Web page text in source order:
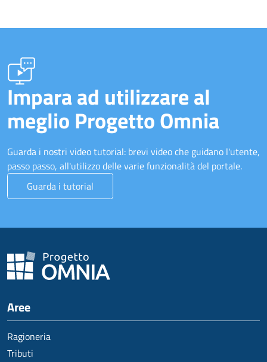
Impara ad utilizzare al
meglio Progetto Omnia
Guarda i nostri video tutorial: brevi video che guidano l'utente,
passo passo, all'utilizzo delle varie funzionalità del portale.
Guarda i tutorial
Aree
Ragioneria
Tributi